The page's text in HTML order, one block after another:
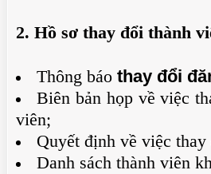
2. Hồ sơ thay đổi thành
Thông báo thay đổi
Biên bản họp về việc
viên;
Quyết định về việc
Danh sách thành viên